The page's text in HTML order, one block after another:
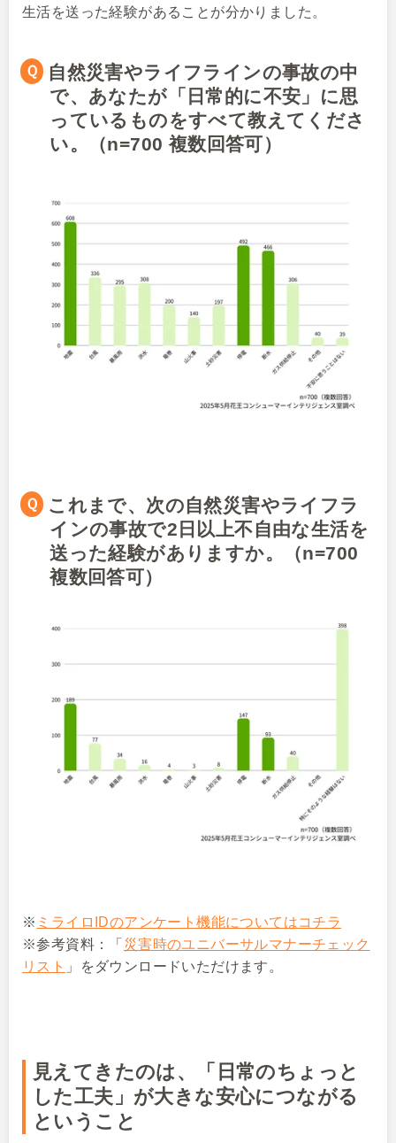
生活を送った経験があることが分かりました。
Ｑ自然災害やライフラインの事故の中
で、あなたが「日常的に不安」に思
っているものをすべて教えてくださ
い。（n=700 複数回答可）
Ｑこれまで、次の自然災害やライフラ
インの事故で2日以上不自由な生活を
送った経験がありますか。（n=700
複数回答可）
※ ミライロIDのアンケート機能についてはコチラ
※参考資料：「 災害時のユニバーサルマナーチェック
リスト 」をダウンロードいただけます。
見えてきたのは、「日常のちょっと
した工夫」が大きな安心につながる
ということ